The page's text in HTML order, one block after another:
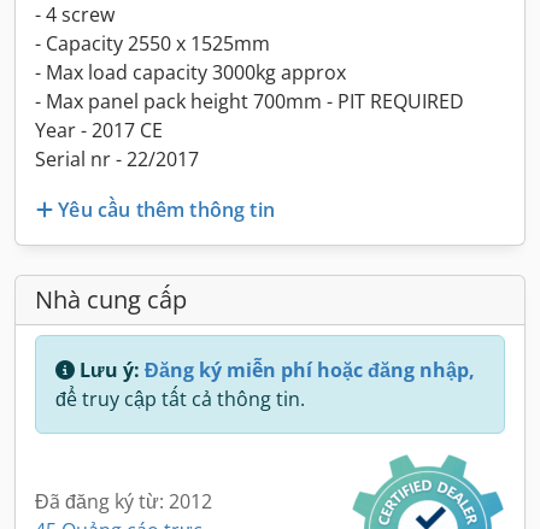
- 4 screw
- Capacity 2550 x 1525mm
- Max load capacity 3000kg approx
- Max panel pack height 700mm - PIT REQUIRED
Year - 2017 CE
Serial nr - 22/2017
Yêu cầu thêm thông tin
Nhà cung cấp
Lưu ý: Đăng ký miễn phí hoặc đăng nhập,
để truy cập tất cả thông tin.
Đã đăng ký từ: 2012